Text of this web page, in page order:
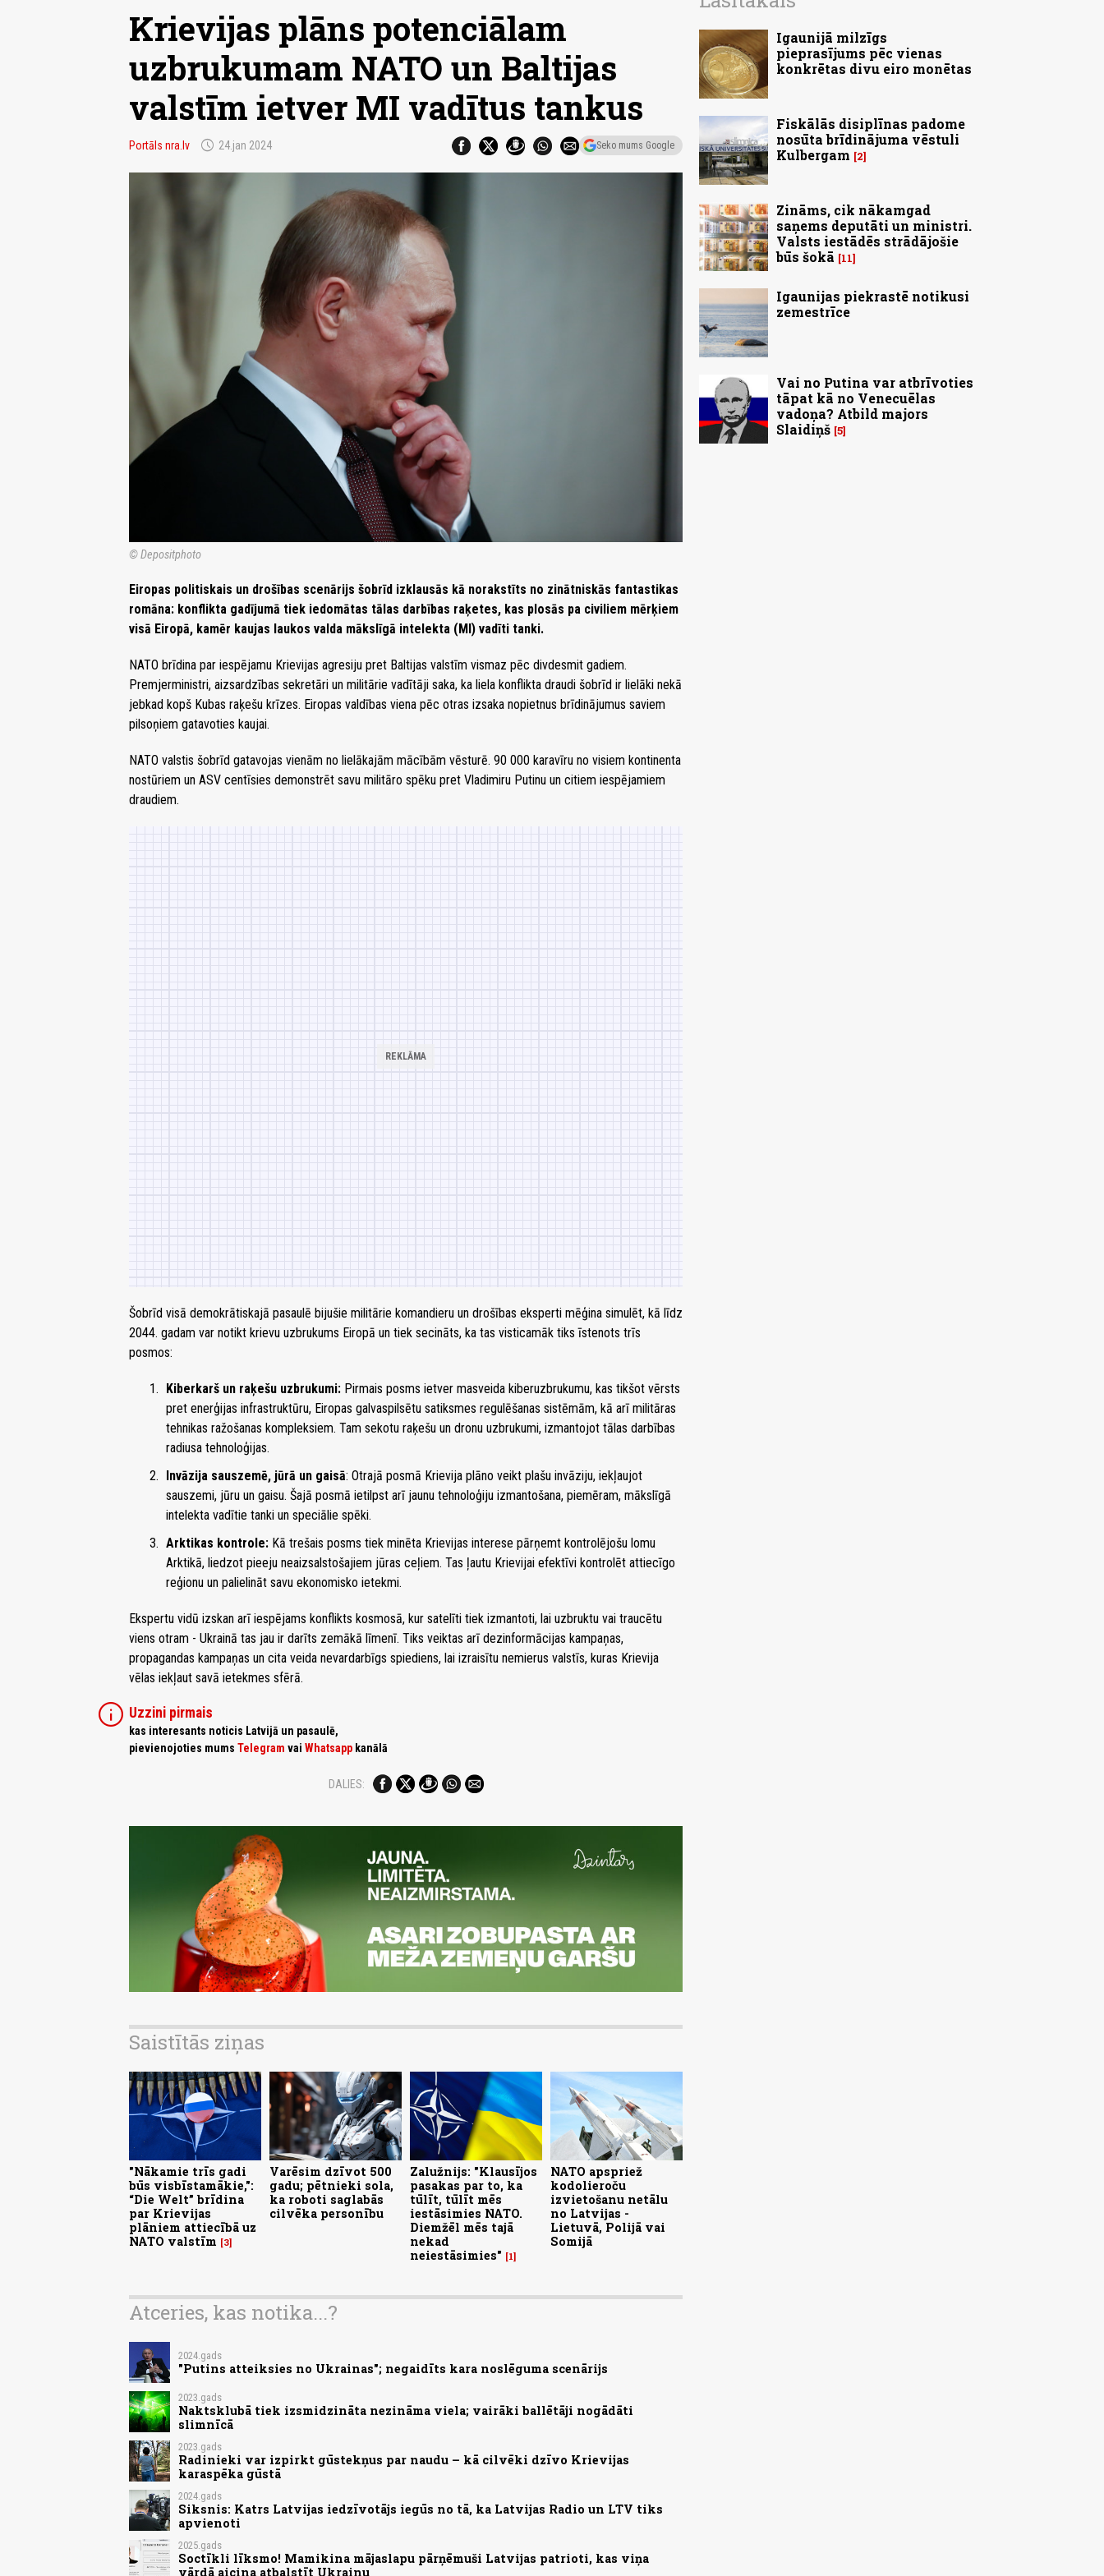
Krievijas plāns potenciālam
uzbrukumam NATO un Baltijas
valstīm ietver MI vadītus tankus
Portāls nra.lv schedule 24.jan 2024 Seko mums Google
© Depositphoto
Eiropas politiskais un drošības scenārijs šobrīd izklausās kā norakstīts no zinātniskās fantastikas
romāna: konflikta gadījumā tiek iedomātas tālas darbības raķetes, kas plosās pa civiliem mērķiem
visā Eiropā, kamēr kaujas laukos valda mākslīgā intelekta (MI) vadīti tanki.
NATO brīdina par iespējamu Krievijas agresiju pret Baltijas valstīm vismaz pēc divdesmit gadiem.
Premjerministri, aizsardzības sekretāri un militārie vadītāji saka, ka liela konflikta draudi šobrīd ir lielāki nekā
jebkad kopš Kubas raķešu krīzes. Eiropas valdības viena pēc otras izsaka nopietnus brīdinājumus saviem
pilsoņiem gatavoties kaujai.
NATO valstis šobrīd gatavojas vienām no lielākajām mācībām vēsturē. 90 000 karavīru no visiem kontinenta
nostūriem un ASV centīsies demonstrēt savu militāro spēku pret Vladimiru Putinu un citiem iespējamiem
draudiem.
Šobrīd visā demokrātiskajā pasaulē bijušie militārie komandieru un drošības eksperti mēģina simulēt, ​​kā līdz
2044. gadam var notikt krievu uzbrukums Eiropā un tiek secināts, ka tas visticamāk tiks īstenots trīs
posmos:
Kiberkarš un raķešu uzbrukumi: Pirmais posms ietver masveida kiberuzbrukumu, kas tikšot vērsts
pret enerģijas infrastruktūru, Eiropas galvaspilsētu satiksmes regulēšanas sistēmām, kā arī militāras
tehnikas ražošanas kompleksiem. Tam sekotu raķešu un dronu uzbrukumi, izmantojot tālas darbības
radiusa tehnoloģijas.
Invāzija sauszemē, jūrā un gaisā: Otrajā posmā Krievija plāno veikt plašu invāziju, iekļaujot
sauszemi, jūru un gaisu. Šajā posmā ietilpst arī jaunu tehnoloģiju izmantošana, piemēram, mākslīgā
intelekta vadītie tanki un speciālie spēki.
Arktikas kontrole: Kā trešais posms tiek minēta Krievijas interese pārņemt kontrolējošu lomu
Arktikā, liedzot pieeju neaizsalstošajiem jūras ceļiem. Tas ļautu Krievijai efektīvi kontrolēt attiecīgo
reģionu un palielināt savu ekonomisko ietekmi.
Ekspertu vidū izskan arī iespējams konflikts kosmosā, kur satelīti tiek izmantoti, lai uzbruktu vai traucētu
viens otram - Ukrainā tas jau ir darīts zemākā līmenī. Tiks veiktas arī dezinformācijas kampaņas,
propagandas kampaņas un cita veida nevardarbīgs spiediens, lai izraisītu nemierus valstīs, kuras Krievija
vēlas iekļaut savā ietekmes sfērā.
info Uzzini pirmais
kas interesants noticis Latvijā un pasaulē,
pievienojoties mums Telegram vai Whatsapp kanālā
DALIES:
Saistītās ziņas
"Nākamie trīs gadi
būs visbīstamākie,":
“Die Welt” brīdina
par Krievijas
plāniem attiecībā uz
NATO valstīm
3
Varēsim dzīvot 500
gadu; pētnieki sola,
ka roboti saglabās
cilvēka personību
Zalužnijs: "Klausījos
pasakas par to, ka
tūlīt, tūlīt mēs
iestāsimies NATO.
Diemžēl mēs tajā
nekad
neiestāsimies"
1
NATO apspriež
kodolieroču
izvietošanu netālu
no Latvijas -
Lietuvā, Polijā vai
Somijā
Atceries, kas notika...?
2024.gads
"Putins atteiksies no Ukrainas"; negaidīts kara noslēguma scenārijs
2023.gads
Naktsklubā tiek izsmidzināta nezināma viela; vairāki ballētāji nogādāti
slimnīcā
2023.gads
Radinieki var izpirkt gūstekņus par naudu – kā cilvēki dzīvo Krievijas
karaspēka gūstā
2024.gads
Siksnis: Katrs Latvijas iedzīvotājs iegūs no tā, ka Latvijas Radio un LTV tiks
apvienoti
2025.gads
Soctīkli līksmo! Mamikina mājaslapu pārņēmuši Latvijas patrioti, kas viņa
vārdā aicina atbalstīt Ukrainu
Igaunijā milzīgs
pieprasījums pēc vienas
konkrētas divu eiro monētas
Fiskālās disiplīnas padome
nosūta brīdinājuma vēstuli
Kulbergam
2
Zināms, cik nākamgad
saņems deputāti un ministri.
Valsts iestādēs strādājošie
būs šokā
11
Igaunijas piekrastē notikusi
zemestrīce
Vai no Putina var atbrīvoties
tāpat kā no Venecuēlas
vadoņa? Atbild majors
Slaidiņš 5